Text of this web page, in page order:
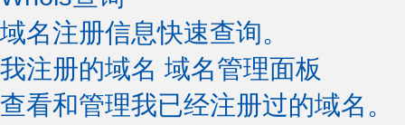
域名注册信息快速查询。
我注册的域名 域名管理面板
查看和管理我已经注册过的域名。